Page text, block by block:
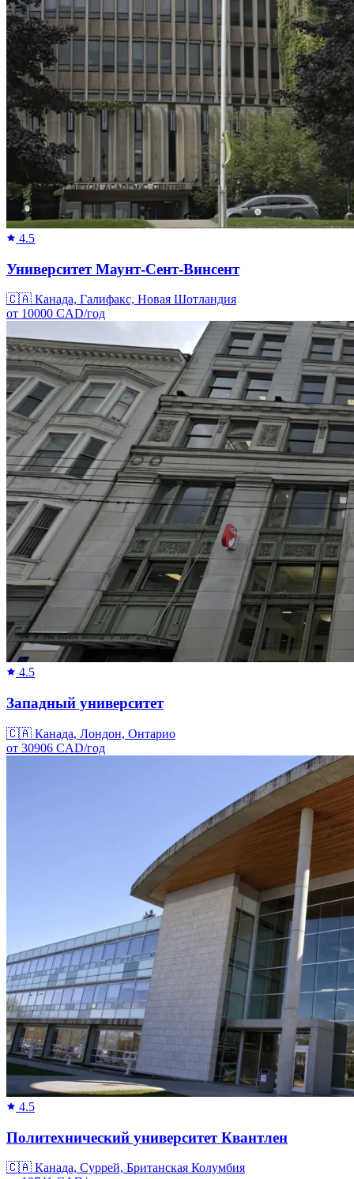
4.5
Университет Маунт-Сент-Винсент
🇨🇦 Канада, Галифакс, Новая Шотландия
от 10000 CAD/год
4.5
Западный университет
🇨🇦 Канада, Лондон, Онтарио
от 30906 CAD/год
4.5
Политехнический университет Квантлен
🇨🇦 Канада, Суррей, Британская Колумбия